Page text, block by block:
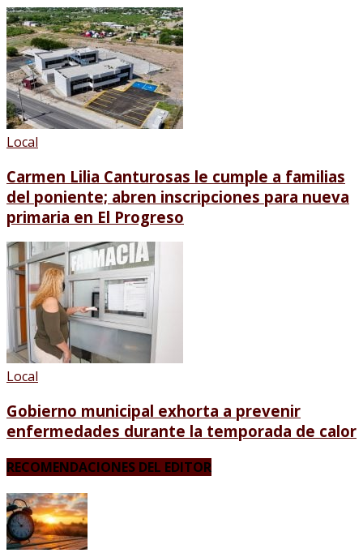
Local
Carmen Lilia Canturosas le cumple a familias
del poniente; abren inscripciones para nueva
primaria en El Progreso
Local
Gobierno municipal exhorta a prevenir
enfermedades durante la temporada de calor
RECOMENDACIONES DEL EDITOR